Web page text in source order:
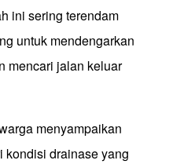
ini sering terendam
untuk mendengarkan
mencari jalan keluar
menyampaikan
kondisi drainase yang